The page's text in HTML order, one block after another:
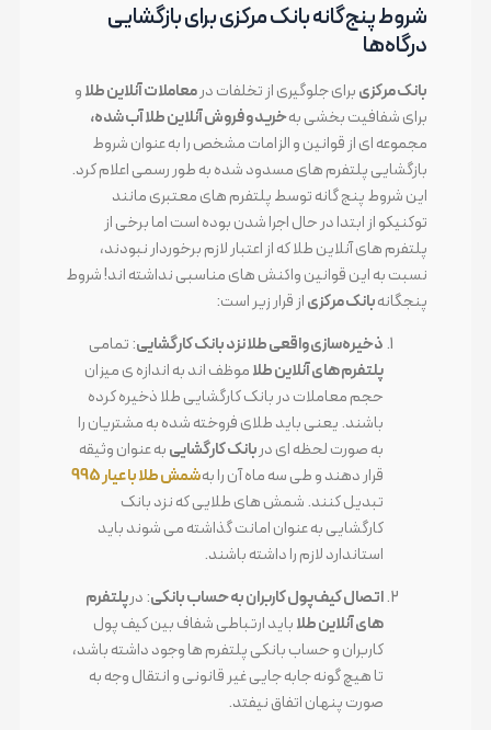
شروط پنج‌گانه بانک مرکزی برای بازگشایی
درگاه‌ها
بانک مرکزیبرای جلوگیری از تخلفات درمعاملات آنلاین طلاو
برای شفافیت بخشی بهخرید و فروش آنلاین طلا آب شده،
مجموعه ای از قوانین و الزامات مشخص را به عنوان شروط
بازگشایی پلتفرم های مسدود شده به طور رسمی اعلام کرد.
این شروط پنج گانه توسط پلتفرم های معتبری مانند
توکنیکو از ابتدا در حال اجرا شدن بوده است اما برخی از
پلتفرم های آنلاین طلا که از اعتبار لازم برخوردار نبودند،
نسبت به این قوانین واکنش های مناسبی نداشته اند! شروط
پنجگانهبانک مرکزیاز قرار زیر است:
ذخیره‌سازی واقعی طلا نزد بانک کارگشایی: تمامی
پلتفرم های آنلاین طلاموظف اند به اندازه ی میزان
حجم معاملات در بانک کارگشایی طلا ذخیره کرده
باشند. یعنی باید طلای فروخته شده به مشتریان را
به صورت لحظه ای دربانک کارگشاییبه عنوان وثیقه
قرار دهند و طی سه ماه آن را بهشمش طلا با عیار 995
تبدیل کنند. شمش های طلایی که نزد بانک
کارگشایی به عنوان امانت گذاشته می شوند باید
استاندارد لازم را داشته باشند.
اتصال کیف‌پول کاربران به حساب بانکی: درپلتفرم
های آنلاین طلاباید ارتباطی شفاف بین کیف پول
کاربران و حساب بانکی پلتفرم ها وجود داشته باشد،
تا هیچ گونه جابه جایی غیر قانونی و انتقال وجه به
صورت پنهان اتفاق نیفتد.